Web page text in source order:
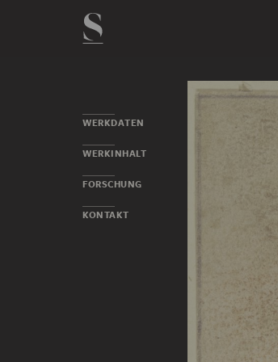
WERKDATEN
WERKINHALT
FORSCHUNG
KONTAKT